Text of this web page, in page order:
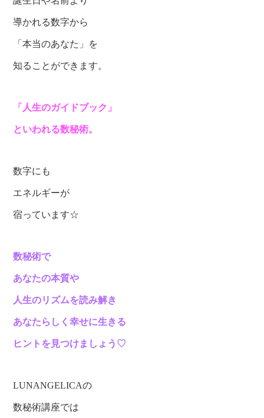
導かれる数字から
「本当のあなた」を
知ることができます。
「人生のガイドブック」
といわれる数秘術。
数字にも
エネルギーが
宿っています☆
数秘術で
あなたの本質や
人生のリズムを読み解き
あなたらしく幸せに生きる
ヒントを見つけましょう♡
LUNANGELICAの
数秘術講座では